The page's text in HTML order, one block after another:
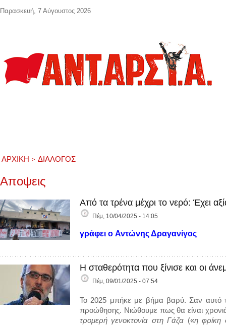
ΑΡΧΙΚΉ ΔΙΑΛΟΓΟΣ
Αποψεις
Από τα τρένα μέχρι το νερό: Έχει
Πέμ, 10/04/2025 - 14:05
γράφει ο Αντώνης Δραγανίγος
Η σταθερότητα που ξίνισε και οι
Πέμ, 09/01/2025 - 07:54
Το 2025 μπήκε με βήμα βαρύ. Σαν αυτό
προώθησης. Νιώθουμε πως θα είναι
τρομερή γενοκτονία στη Γάζα («η φρίκη
Παρασκευή, 7 Αύγουστος 2026